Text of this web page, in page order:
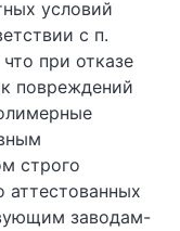
условий
с п.
при отказе
повреждений
строго
аттестованных
заводам-